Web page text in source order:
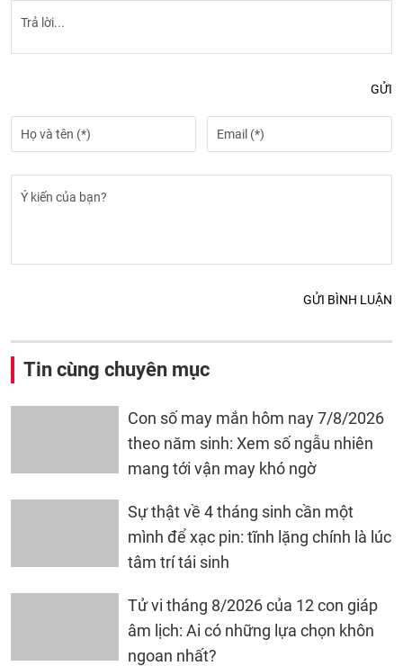
GỬI
GỬI BÌNH LUẬN
Tin cùng chuyên mục
Con số may mắn hôm nay 7/8/2026
theo năm sinh: Xem số ngẫu nhiên
mang tới vận may khó ngờ
Sự thật về 4 tháng sinh cần một
mình để xạc pin: tĩnh lặng chính là lúc
tâm trí tái sinh
Tử vi tháng 8/2026 của 12 con giáp
âm lịch: Ai có những lựa chọn khôn
ngoan nhất?